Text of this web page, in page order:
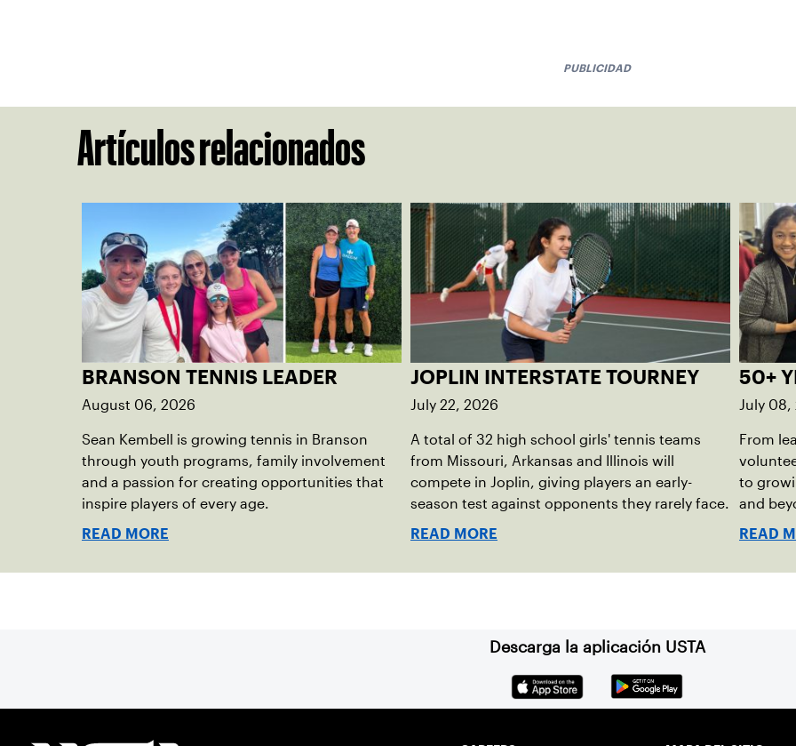
PUBLICIDAD
Artículos relacionados
BRANSON TENNIS LEADER
August 06, 2026
Sean Kembell is growing tennis in Branson
through youth programs, family involvement
and a passion for creating opportunities that
inspire players of every age.
READ MORE
JOPLIN INTERSTATE TOURNEY
July 22, 2026
A total of 32 high school girls' tennis teams
from Missouri, Arkansas and Illinois will
compete in Joplin, giving players an early-
season test against opponents they rarely face.
READ MORE
50+
July 08,
From
to
and
READ
Descarga la aplicación USTA